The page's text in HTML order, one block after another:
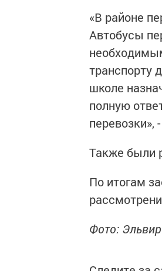
«В районе
Автобусы
транспорту
школе
полную
Также были
По итогам
Фото: